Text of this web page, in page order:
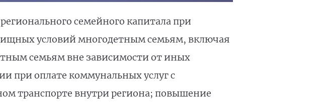
семейного капитала при
условий многодетным семьям, включая
семьям вне зависимости от иных
при оплате коммунальных услуг с
транспорте внутри региона; повышение